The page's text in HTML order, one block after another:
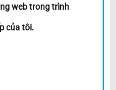
web trong trình
của tôi.